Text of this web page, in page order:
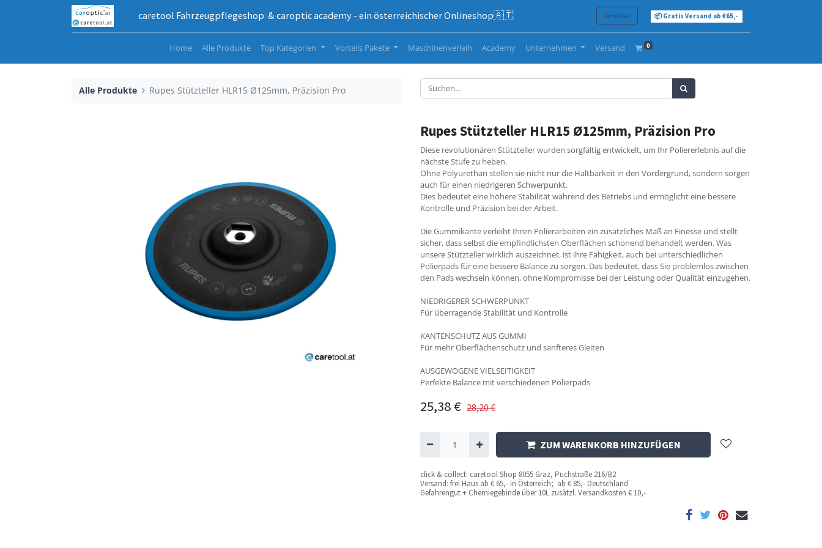
caretool Fahrzeugpflegeshop & caroptic academy - ein österreichischer Onlineshop🇦🇹 Anmelden 📦 Gratis Versand ab €65,-
Home Alle Produkte Top Kategorien Vorteils Pakete Maschinenverleih Academy Unternehmen Versand 0
Alle Produkte Rupes Stützteller HLR15 Ø125mm, Präzision Pro
Rupes Stützteller HLR15 Ø125mm, Präzision Pro
Diese revolutionären Stützteller wurden sorgfältig entwickelt, um Ihr Poliererlebnis auf die
nächste Stufe zu heben.
Ohne Polyurethan stellen sie nicht nur die Haltbarkeit in den Vordergrund, sondern sorgen
auch für einen niedrigeren Schwerpunkt.
Dies bedeutet eine höhere Stabilität während des Betriebs und ermöglicht eine bessere
Kontrolle und Präzision bei der Arbeit.
Die Gummikante verleiht Ihren Polierarbeiten ein zusätzliches Maß an Finesse und stellt
sicher, dass selbst die empfindlichsten Oberflächen schonend behandelt werden. Was
unsere Stützteller wirklich auszeichnet, ist ihre Fähigkeit, auch bei unterschiedlichen
Polierpads für eine bessere Balance zu sorgen. Das bedeutet, dass Sie problemlos zwischen
den Pads wechseln können, ohne Kompromisse bei der Leistung oder Qualität einzugehen.
NIEDRIGERER SCHWERPUNKT
Für überragende Stabilität und Kontrolle
KANTENSCHUTZ AUS GUMMI
Für mehr Oberflächenschutz und sanfteres Gleiten
AUSGEWOGENE VIELSEITIGKEIT
Perfekte Balance mit verschiedenen Polierpads
25,38 € 28,20€
ZUM WARENKORB HINZUFÜGEN
click & collect: caretool Shop 8055 Graz, Puchstraße 216/B2
Versand: frei Haus ab € 65,- in Österreich; ab € 85,- Deutschland
Gefahrengut + Chemiegebinde über 10L zusätzl. Versandkosten € 10,-